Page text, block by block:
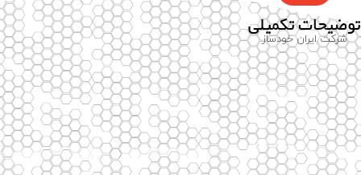
توضیحات تکمیلی
شرکت ایران خودساز